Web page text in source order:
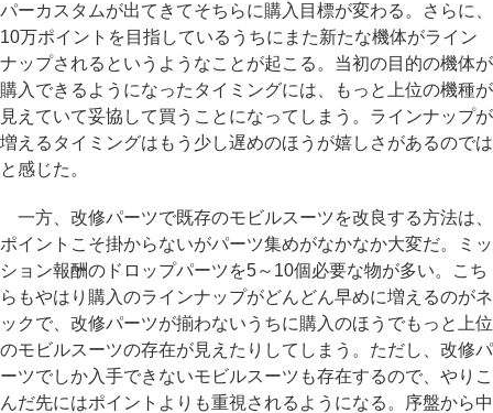
パーカスタムが出てきてそちらに購入目標が変わる。さらに、
10万ポイントを目指しているうちにまた新たな機体がライン
ナップされるというようなことが起こる。当初の目的の機体が
購入できるようになったタイミングには、もっと上位の機種が
見えていて妥協して買うことになってしまう。ラインナップが
増えるタイミングはもう少し遅めのほうが嬉しさがあるのでは
と感じた。
一方、改修パーツで既存のモビルスーツを改良する方法は、
ポイントこそ掛からないがパーツ集めがなかなか大変だ。ミッ
ション報酬のドロップパーツを5～10個必要な物が多い。こち
らもやはり購入のラインナップがどんどん早めに増えるのがネ
ックで、改修パーツが揃わないうちに購入のほうでもっと上位
のモビルスーツの存在が見えたりしてしまう。ただし、改修パ
ーツでしか入手できないモビルスーツも存在するので、やりこ
んだ先にはポイントよりも重視されるようになる。序盤から中